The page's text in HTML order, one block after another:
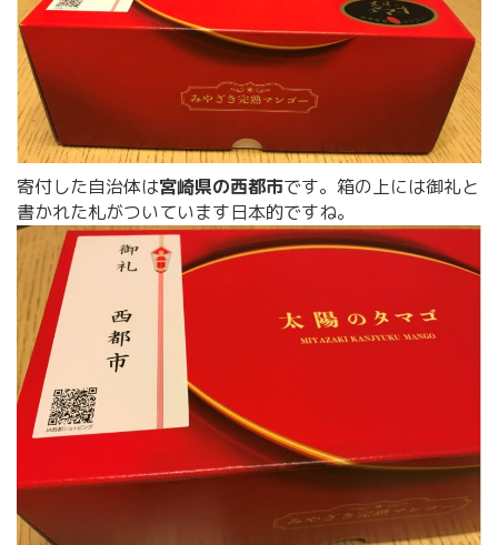
寄付した自治体は宮崎県の西都市です。箱の上には御礼と
書かれた札がついています日本的ですね。